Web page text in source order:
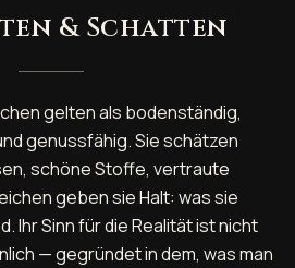
& Schatten
gelten als bodenständig,
genussfähig. Sie schätzen
schöne Stoffe, vertraute
geben sie Halt: was sie
Ihr Sinn für die Realität ist nicht
— gegründet in dem, was man